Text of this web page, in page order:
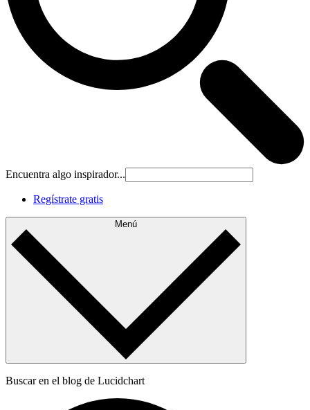
Encuentra algo inspirador...
Regístrate gratis
Menú
Buscar en el blog de Lucidchart